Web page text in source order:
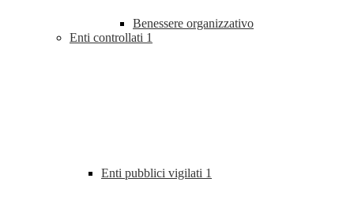
Benessere organizzativo
Enti controllati 1
Enti pubblici vigilati 1